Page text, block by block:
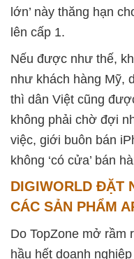
lớn’ này thăng hạn
lên cấp 1.
Nếu được như thế,
như khách hàng Mỹ,
thì dân Việt cũng
không phải chờ đợi
việc, giới buôn bán
không ‘có cửa’ bán
DIGIWORLD ĐẶT
CÁC SẢN PHẨM
Do TopZone mở rầm
hầu hết doanh